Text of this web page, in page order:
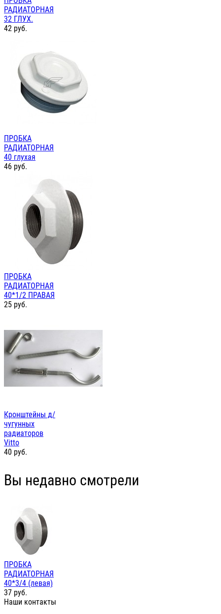
РАДИАТОРНАЯ
32 ГЛУХ.
42 руб.
ПРОБКА
РАДИАТОРНАЯ
40 глухая
46 руб.
ПРОБКА
РАДИАТОРНАЯ
40*1/2 ПРАВАЯ
25 руб.
Кронштейны д/
чугунных
радиаторов
Vitto
40 руб.
Вы недавно смотрели
ПРОБКА
РАДИАТОРНАЯ
40*3/4 (левая)
37 руб.
Наши контакты